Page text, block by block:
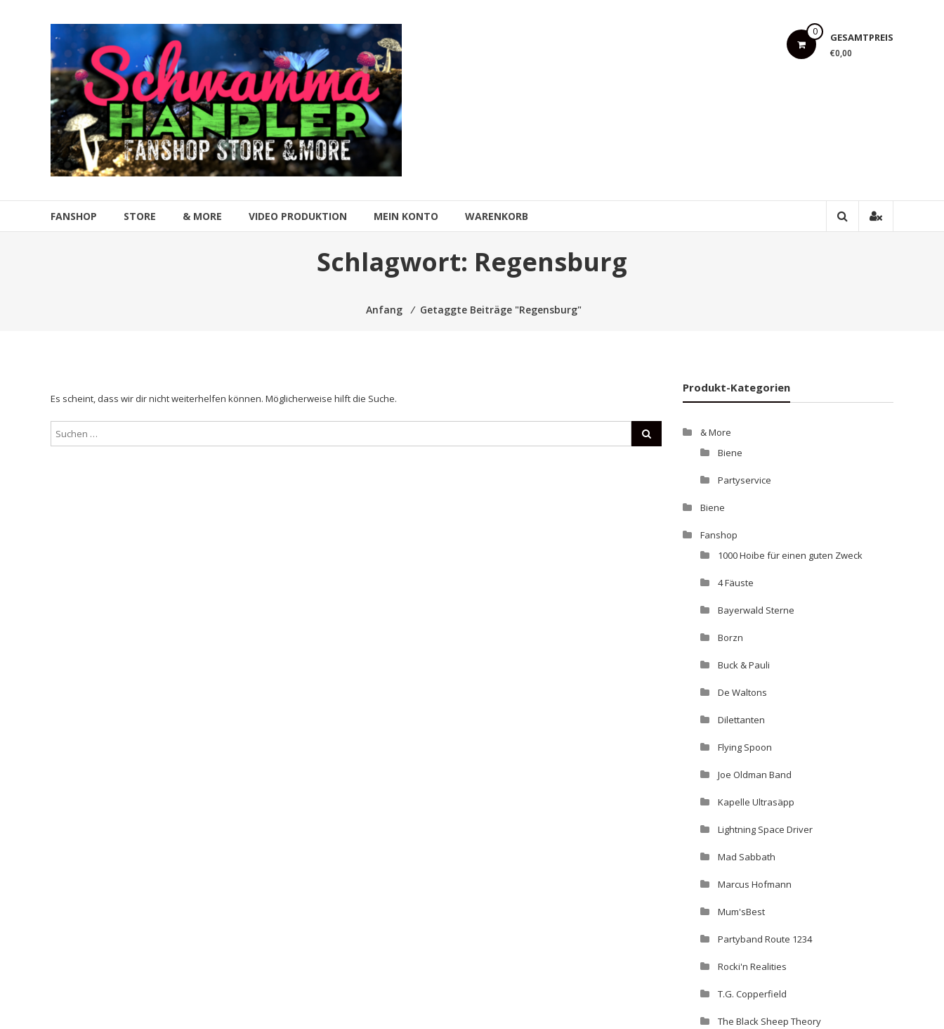
Schwammahandler
Fanshop
Store
&
more
0 GESAMTPREIS
€0,00
FANSHOP STORE & MORE VIDEO PRODUKTION MEIN KONTO WARENKORB
Schlagwort: Regensburg
Anfang ⁄ Getaggte Beiträge "Regensburg"
Es scheint, dass wir dir nicht weiterhelfen können. Möglicherweise hilft die Suche.
Produkt-Kategorien
& More
Biene
Partyservice
Biene
Fanshop
1000 Hoibe für einen guten Zweck
4 Fäuste
Bayerwald Sterne
Borzn
Buck & Pauli
De Waltons
Dilettanten
Flying Spoon
Joe Oldman Band
Kapelle Ultrasäpp
Lightning Space Driver
Mad Sabbath
Marcus Hofmann
Mum'sBest
Partyband Route 1234
Rocki'n Realities
T.G. Copperfield
The Black Sheep Theory